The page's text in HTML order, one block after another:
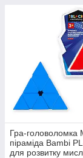
Гра-головоломка
піраміда Bambi
для розвитку